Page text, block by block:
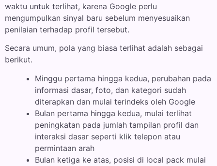
waktu untuk terlihat, karena Google perlu
mengumpulkan sinyal baru sebelum menyesuaikan
penilaian terhadap profil tersebut.
Secara umum, pola yang biasa terlihat adalah sebagai
berikut.
Minggu pertama hingga kedua, perubahan pada
informasi dasar, foto, dan kategori sudah
diterapkan dan mulai terindeks oleh Google
Bulan pertama hingga kedua, mulai terlihat
peningkatan pada jumlah tampilan profil dan
interaksi dasar seperti klik telepon atau
permintaan arah
Bulan ketiga ke atas, posisi di local pack mulai